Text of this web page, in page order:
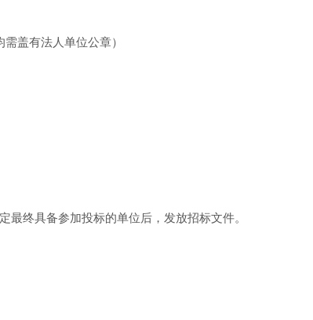
盖有法人单位公章）
终具备参加投标的单位后，发放招标文件。